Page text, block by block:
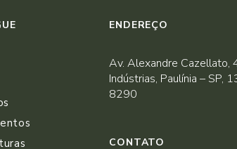
ENDEREÇO
Av. Alexandre Cazellato,
Indústrias, Paulínia –
8290
CONTATO